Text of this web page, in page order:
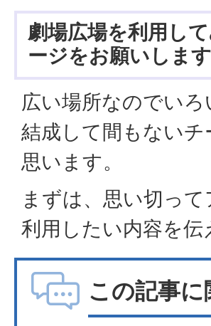
劇場広場を利用し
ージをお願いします
広い場所なのでい
結成して間もない
思います。
まずは、思い切っ
利用したい内容を
この記事